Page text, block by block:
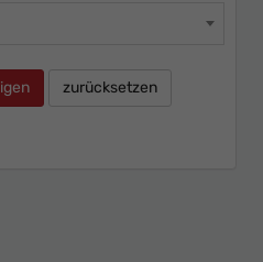
zurücksetzen